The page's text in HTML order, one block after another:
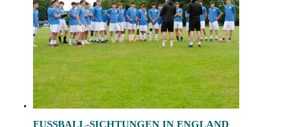
FUSSBALL-SICHTUNGEN IN ENGLAND